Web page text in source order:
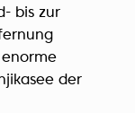
bis zur
enorme
der